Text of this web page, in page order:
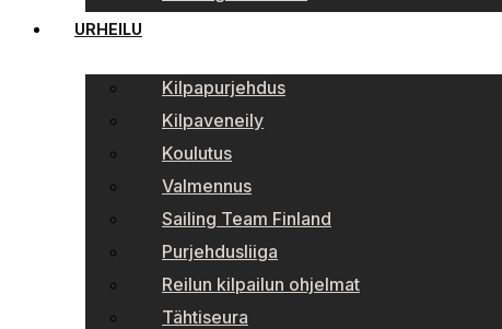
URHEILU
Kilpapurjehdus
Kilpaveneily
Koulutus
Valmennus
Sailing Team Finland
Purjehdusliiga
Reilun kilpailun ohjelmat
Tähtiseura